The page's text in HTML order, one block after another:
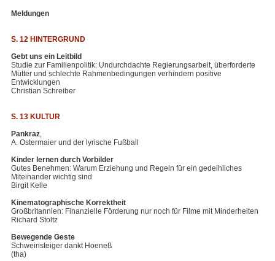
Meldungen
S. 12 HINTERGRUND
Gebt uns ein Leitbild
Studie zur Familienpolitik: Undurchdachte Regierungsarbeit, überforderte
Mütter und schlechte Rahmenbedingungen verhindern positive
Entwicklungen
Christian Schreiber
S. 13 KULTUR
Pankraz,
A. Ostermaier und der lyrische Fußball
Kinder lernen durch Vorbilder
Gutes Benehmen: Warum Erziehung und Regeln für ein gedeihliches
Miteinander wichtig sind
Birgit Kelle
Kinematographische Korrektheit
Großbritannien: Finanzielle Förderung nur noch für Filme mit Minderheiten
Richard Stoltz
Bewegende Geste
Schweinsteiger dankt Hoeneß
(tha)